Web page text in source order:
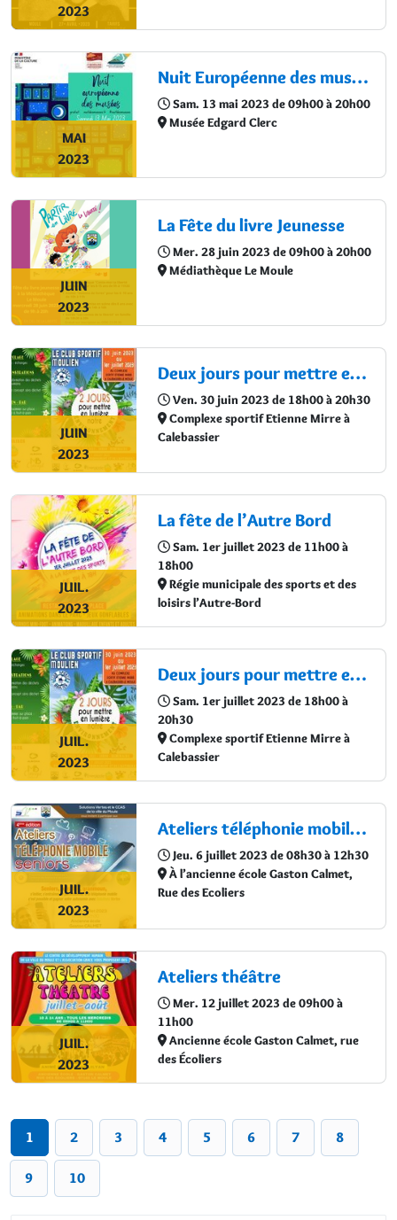
2023
MAI
2023
Nuit Européenne des musées
Sam. 13 mai 2023 de 09h00 à 20h00
Musée Edgard Clerc
JUIN
2023
La Fête du livre Jeunesse
Mer. 28 juin 2023 de 09h00 à 20h00
Médiathèque Le Moule
JUIN
2023
Deux jours pour mettre en lumière notre environnement
Ven. 30 juin 2023 de 18h00 à 20h30
Complexe sportif Etienne Mirre à
Calebassier
JUIL.
2023
La fête de l’Autre Bord
Sam. 1er juillet 2023 de 11h00 à
18h00
Régie municipale des sports et des
loisirs l’Autre-Bord
JUIL.
2023
Deux jours pour mettre en lumière notre environnement
Sam. 1er juillet 2023 de 18h00 à
20h30
Complexe sportif Etienne Mirre à
Calebassier
JUIL.
2023
Ateliers téléphonie mobile pour les séniors
Jeu. 6 juillet 2023 de 08h30 à 12h30
À l’ancienne école Gaston Calmet,
Rue des Ecoliers
JUIL.
2023
Ateliers théâtre
Mer. 12 juillet 2023 de 09h00 à
11h00
Ancienne école Gaston Calmet, rue
des Écoliers
1 2 3 4 5 6 7 8
9 10